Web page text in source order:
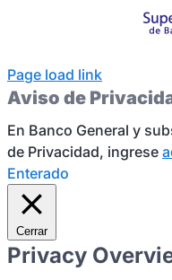
Page load link
Aviso de
En Banco General y
de Privacidad, ingrese
Enterado
Cerrar
Privacy